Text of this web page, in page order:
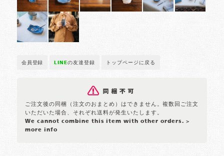
会員登録 LINEの友達登録 トップページに戻る
ご注文後の同梱（注文のおまとめ）はできません。複数回ご注文
いただいた場合、それぞれ送料が発生いたします。
We cannot combine this item with other orders. >
more info